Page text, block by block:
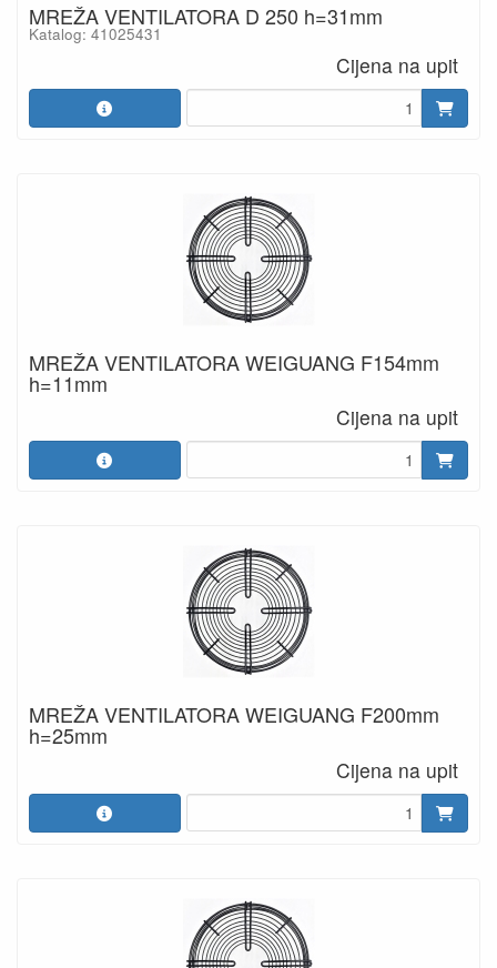
MREŽA VENTILATORA D 250 h=31mm
Katalog: 41025431
Cijena na upit
MREŽA VENTILATORA WEIGUANG F154mm
h=11mm
Cijena na upit
MREŽA VENTILATORA WEIGUANG F200mm
h=25mm
Cijena na upit